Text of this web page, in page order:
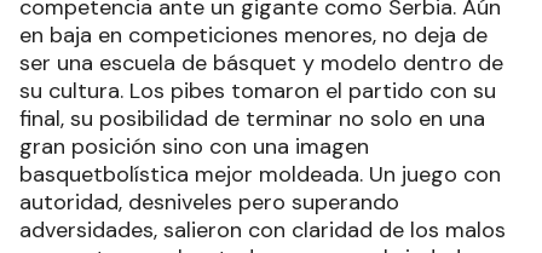
competencia ante un gigante como Serbia. Aún
en baja en competiciones menores, no deja de
ser una escuela de básquet y modelo dentro de
su cultura. Los pibes tomaron el partido con su
final, su posibilidad de terminar no solo en una
gran posición sino con una imagen
basquetbolística mejor moldeada. Un juego con
autoridad, desniveles pero superando
adversidades, salieron con claridad de los malos